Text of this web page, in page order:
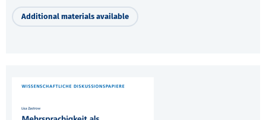
Additional materials available